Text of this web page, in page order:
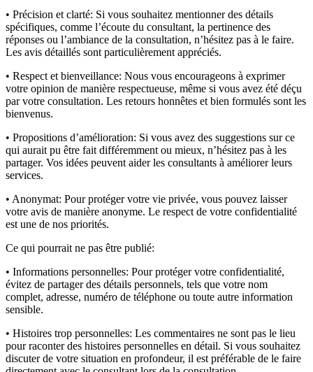
• Précision et clarté: Si vous souhaitez mentionner des détails
spécifiques, comme l’écoute du consultant, la pertinence des
réponses ou l’ambiance de la consultation, n’hésitez pas à le faire.
Les avis détaillés sont particulièrement appréciés.
• Respect et bienveillance: Nous vous encourageons à exprimer
votre opinion de manière respectueuse, même si vous avez été déçu
par votre consultation. Les retours honnêtes et bien formulés sont les
bienvenus.
• Propositions d’amélioration: Si vous avez des suggestions sur ce
qui aurait pu être fait différemment ou mieux, n’hésitez pas à les
partager. Vos idées peuvent aider les consultants à améliorer leurs
services.
• Anonymat: Pour protéger votre vie privée, vous pouvez laisser
votre avis de manière anonyme. Le respect de votre confidentialité
est une de nos priorités.
Ce qui pourrait ne pas être publié:
• Informations personnelles: Pour protéger votre confidentialité,
évitez de partager des détails personnels, tels que votre nom
complet, adresse, numéro de téléphone ou toute autre information
sensible.
• Histoires trop personnelles: Les commentaires ne sont pas le lieu
pour raconter des histoires personnelles en détail. Si vous souhaitez
discuter de votre situation en profondeur, il est préférable de le faire